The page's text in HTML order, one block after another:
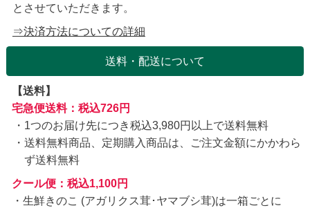
とさせていただきます。
⇒決済方法についての詳細
送料・配送について
【送料】
宅急便送料：税込726円
1つのお届け先につき税込3,980円以上で送料無料
送料無料商品、定期購入商品は、ご注文金額にかかわら
ず送料無料
クール便：税込1,100円
・生鮮きのこ (アガリクス茸･ヤマブシ茸)は一箱ごとに